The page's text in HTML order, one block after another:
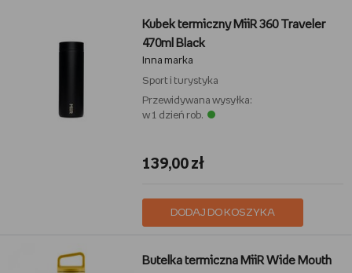
Kubek termiczny MiiR 360 Traveler
470ml Black
Inna marka
Sport i turystyka
Przewidywana wysyłka:
w 1 dzień rob.
139,00 zł
DODAJ DO KOSZYKA
Butelka termiczna MiiR Wide Mouth